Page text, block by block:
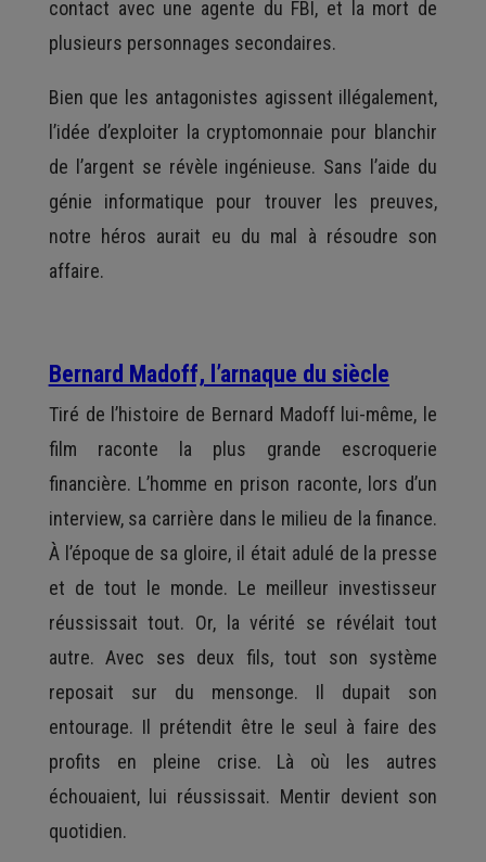
contact avec une agente du FBI, et la mort de
plusieurs personnages secondaires.
Bien que les antagonistes agissent illégalement,
l’idée d’exploiter la cryptomonnaie pour blanchir
de l’argent se révèle ingénieuse. Sans l’aide du
génie informatique pour trouver les preuves,
notre héros aurait eu du mal à résoudre son
affaire.
Bernard Madoff, l’arnaque du siècle
Tiré de l’histoire de Bernard Madoff lui-même, le
film raconte la plus grande escroquerie
financière. L’homme en prison raconte, lors d’un
interview, sa carrière dans le milieu de la finance.
À l’époque de sa gloire, il était adulé de la presse
et de tout le monde. Le meilleur investisseur
réussissait tout. Or, la vérité se révélait tout
autre. Avec ses deux fils, tout son système
reposait sur du mensonge. Il dupait son
entourage. Il prétendit être le seul à faire des
profits en pleine crise. Là où les autres
échouaient, lui réussissait. Mentir devient son
quotidien.